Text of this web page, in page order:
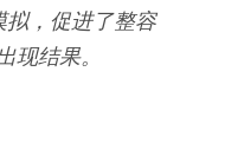
，促进了整容
现结果。